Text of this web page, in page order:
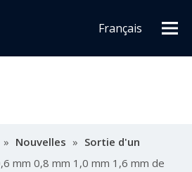
Français
» Nouvelles » Sortie d'un
mm 0,8 mm 1,0 mm 1,6 mm de